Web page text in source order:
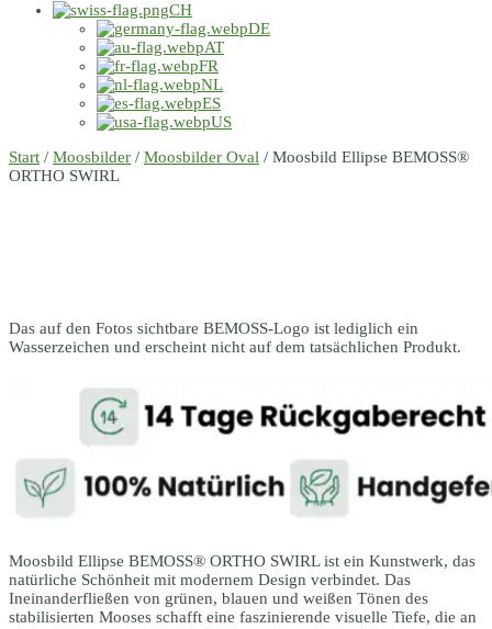
CH
DE
AT
FR
NL
ES
US
Start / Moosbilder / Moosbilder Oval / Moosbild Ellipse BEMOSS®
ORTHO SWIRL
Das auf den Fotos sichtbare BEMOSS-Logo ist lediglich ein
Wasserzeichen und erscheint nicht auf dem tatsächlichen Produkt.
Moosbild Ellipse BEMOSS® ORTHO SWIRL ist ein Kunstwerk, das
natürliche Schönheit mit modernem Design verbindet. Das
Ineinanderfließen von grünen, blauen und weißen Tönen des
stabilisierten Mooses schafft eine faszinierende visuelle Tiefe, die an